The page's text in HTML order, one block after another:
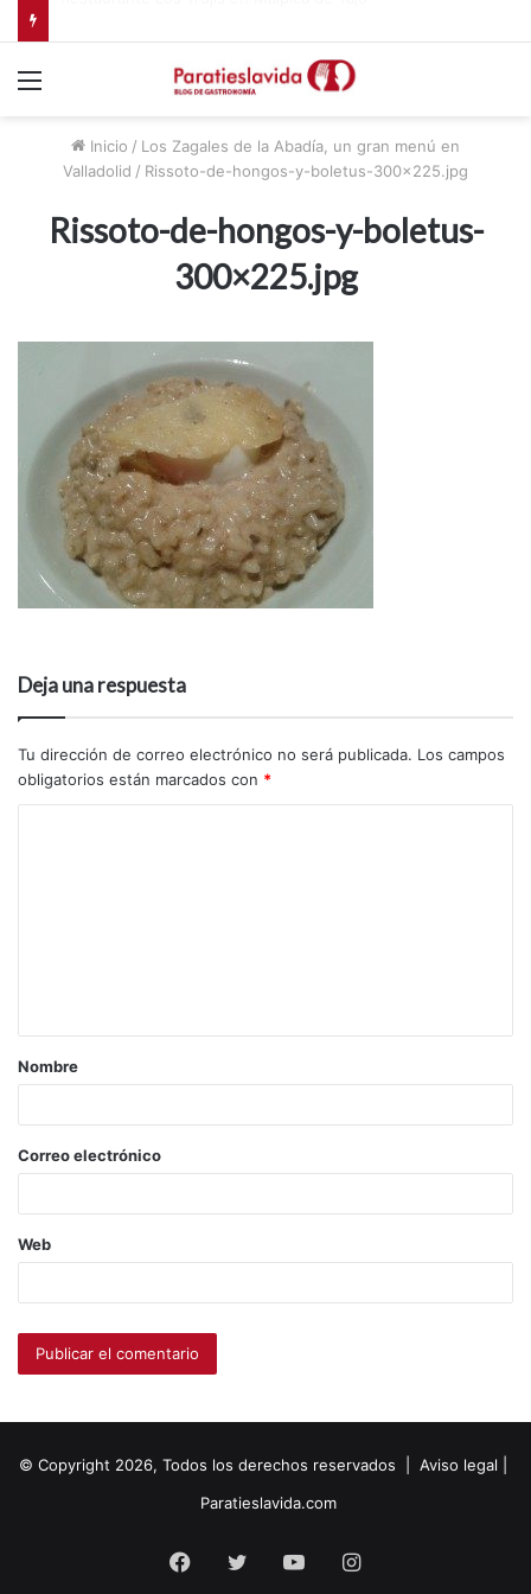
Agarimo, taberna atlántica en Madrid
Inicio / Los Zagales de la Abadía, un gran menú en
Valladolid / Rissoto-de-hongos-y-boletus-300×225.jpg
Rissoto-de-hongos-y-boletus-
300×225.jpg
Deja una respuesta
Tu dirección de correo electrónico no será publicada. Los campos
obligatorios están marcados con *
Nombre
Correo electrónico
Web
© Copyright 2026, Todos los derechos reservados | Aviso legal
Paratieslavida.com
Facebook
Twitter YouTubeInstagram